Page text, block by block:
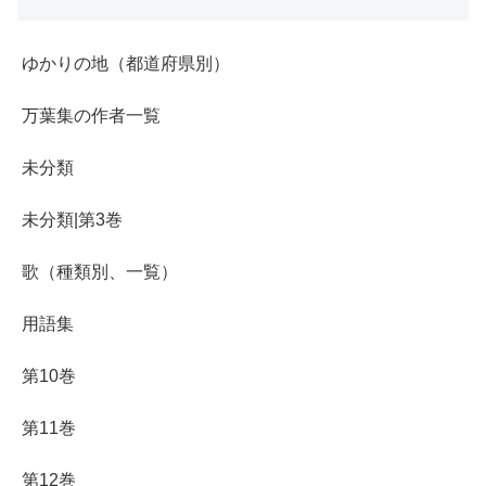
ゆかりの地（都道府県別）
万葉集の作者一覧
未分類
未分類|第3巻
歌（種類別、一覧）
用語集
第10巻
第11巻
第12巻